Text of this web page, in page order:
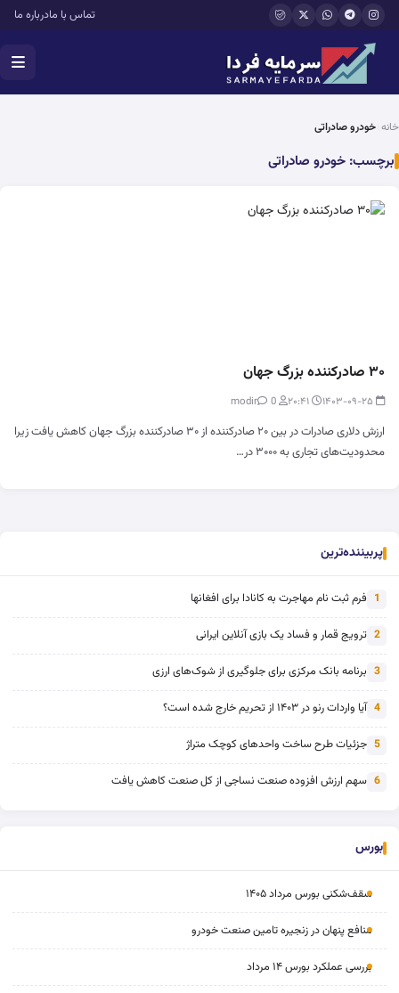
رفتن به محتوای اصلی تماس با مادرباره ما
خانه خودرو صادراتی
برچسب: خودرو صادراتی
۳۰ صادرکننده بزرگ جهان
0
ارزش دلاری صادرات در بین ۲۰ صادرکننده از ۳۰ صادرکننده بزرگ جهان کاهش یافت زیرا
محدودیت‌های تجاری به ۳۰۰۰ در…
پربیننده‌ترین
1 فرم ثبت نام مهاجرت به کانادا برای افغانها
2 ترویج قمار و فساد یک بازی آنلاین ایرانی
3 برنامه بانک مرکزی برای جلوگیری از شوک‌های ارزی
4 آیا واردات رنو در ۱۴۰۳ از تحریم خارج شده است؟
5 جزئیات طرح ساخت واحدهای کوچک متراژ
6 سهم ارزش افزوده صنعت نساجی از کل صنعت کاهش یافت
بورس
سقف‌شکنی بورس مرداد ۱۴۰۵
منافع پنهان در زنجیره تامین صنعت خودرو
بررسی عملکرد بورس ۱۴ مرداد